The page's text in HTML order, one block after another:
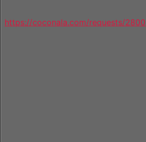
https://coconala.com/requests/